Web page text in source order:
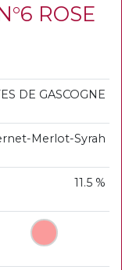
ROSE
DE GASCOGNE
Merlot-Syrah
11.5 %